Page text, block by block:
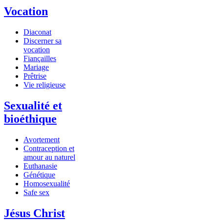
Vocation
Diaconat
Discerner sa
vocation
Fiançailles
Mariage
Prêtrise
Vie religieuse
Sexualité et
bioéthique
Avortement
Contraception et
amour au naturel
Euthanasie
Génétique
Homosexualité
Safe sex
Jésus Christ